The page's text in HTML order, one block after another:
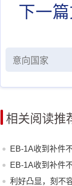
下一篇
相关阅读推
EB-1A收到补件
开卷补考
EB-1A收到补件
开卷补考
利好凸显，刻不